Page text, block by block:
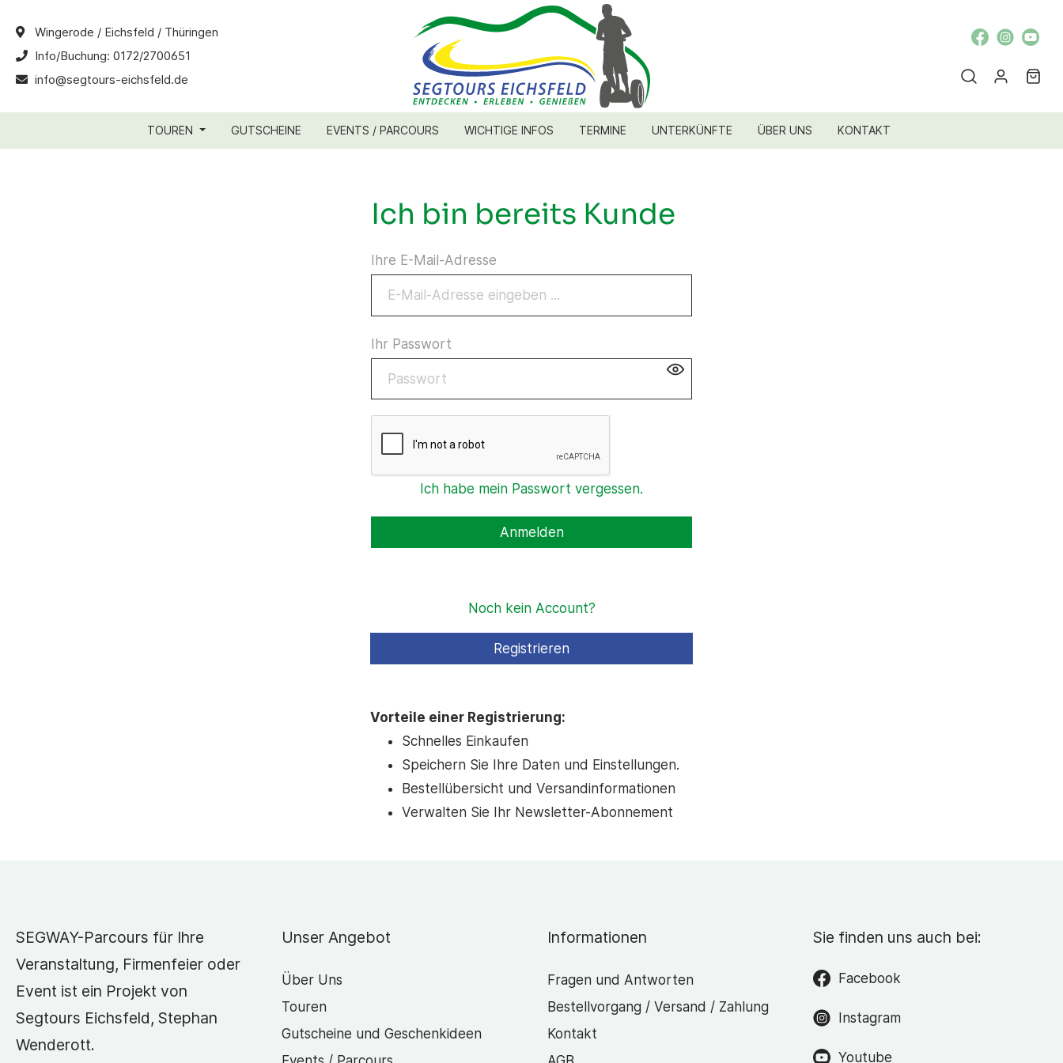
Wingerode / Eichsfeld / Thüringen
Info/Buchung: 0172/2700651
info@segtours-eichsfeld.de
TOUREN GUTSCHEINE EVENTS / PARCOURS WICHTIGE INFOS TERMINE UNTERKÜNFTE ÜBER UNS KONTAKT
Ich bin bereits Kunde
Ihre E-Mail-Adresse
Ihr Passwort
Ich habe mein Passwort vergessen.
Anmelden
Noch kein Account?
Registrieren
Ich bin Neukunde
Anrede*
Nachname*
E-Mail eingeben* Passwort*
Vorteile einer Registrierung:
Schnelles Einkaufen
Speichern Sie Ihre Daten und Einstellungen.
Bestellübersicht und Versandinformationen
Verwalten Sie Ihr Newsletter-Abonnement
SEGWAY-Parcours für Ihre
Veranstaltung, Firmenfeier oder
Event ist ein Projekt von
Segtours Eichsfeld, Stephan
Wenderott.
Sie finden uns auch bei:
Facebook
Instagram
Youtube
Unser Angebot
Über Uns
Touren
Gutscheine und Geschenkideen
Informationen
Fragen und Antworten
Bestellvorgang / Versand / Zahlung
Kontakt